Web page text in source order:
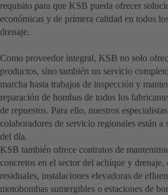
requisito para que KSB pueda ofrecer
económicas y de primera calidad en todos
drenaje.
Como proveedor integral, KSB no solo
productos, sino también un servicio
marcha hasta trabajos de inspección y
reparación de bombas de todos los
de repuestos. Para ello, nuestros
colaboradores de servicio regionales están a
del día.
KSB también ofrece contratos de
concretos en el sector del achique y drenaje,
residuales, instalaciones elevadoras de
motobombas sumergibles o estaciones de